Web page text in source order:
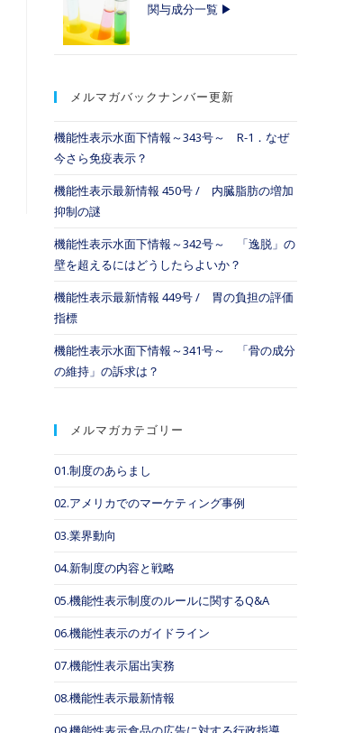
関与成分一覧 ▶
メルマガバックナンバー更新
機能性表示水面下情報～343号～ R-1．なぜ
今さら免疫表示？
機能性表示最新情報 450号 / 内臓脂肪の増加
抑制の謎
機能性表示水面下情報～342号～ 「逸脱」の
壁を超えるにはどうしたらよいか？
機能性表示最新情報 449号 / 胃の負担の評価
指標
機能性表示水面下情報～341号～ 「骨の成分
の維持」の訴求は？
メルマガカテゴリー
01.制度のあらまし
02.アメリカでのマーケティング事例
03.業界動向
04.新制度の内容と戦略
05.機能性表示制度のルールに関するQ&A
06.機能性表示のガイドライン
07.機能性表示届出実務
08.機能性表示最新情報